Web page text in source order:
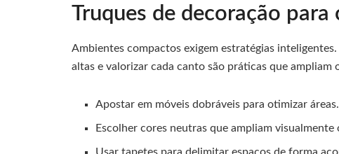
Truques de decoração para
Ambientes compactos exigem estratégias
altas e valorizar cada canto são práticas que
Apostar em móveis dobráveis para otimizar áreas.
Escolher cores neutras que ampliam visualmente